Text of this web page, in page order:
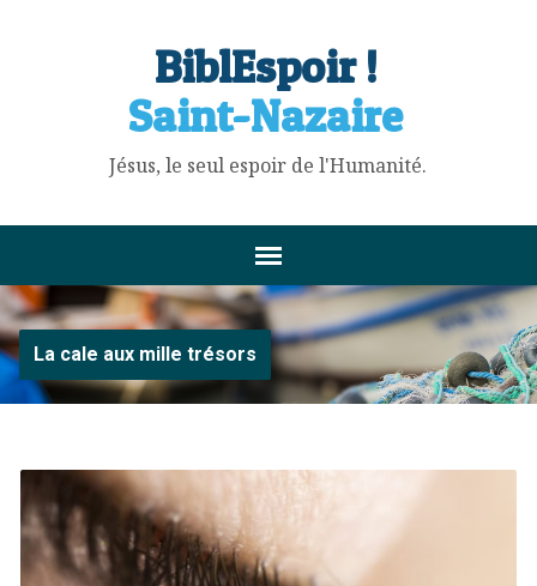
BiblEspoir !
Saint-Nazaire
Jésus, le seul espoir de l'Humanité.
La cale aux mille trésors